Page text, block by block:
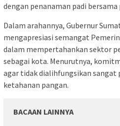
dengan penanaman padi
Dalam arahannya, Gubernur
mengapresiasi semangat
dalam mempertahankan sektor
sebagai kota. Menurutnya,
agar tidak dialihfungsikan sangat
ketahanan pangan.
BACAAN LAINNYA